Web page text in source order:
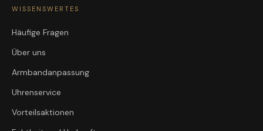
WISSENSWERTES
Häufige Fragen
Über uns
Armbandanpassung
Uhrenservice
Vorteilsaktionen